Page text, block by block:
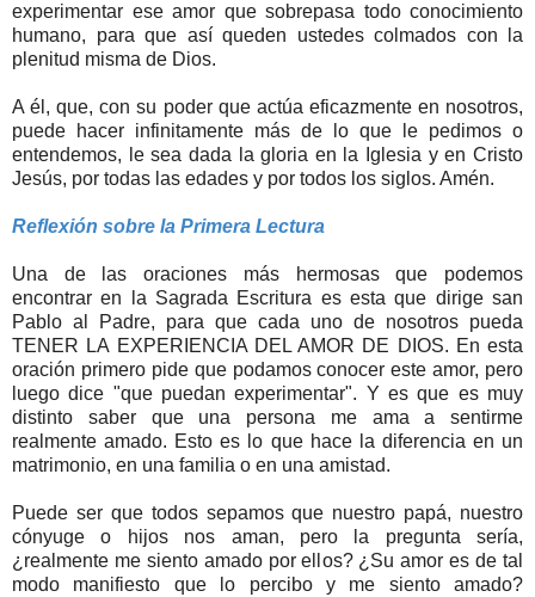
experimentar ese amor que sobrepasa todo conocimiento
humano, para que así queden ustedes colmados con la
plenitud misma de Dios.
A él, que, con su poder que actúa eficazmente en nosotros,
puede hacer infinitamente más de lo que le pedimos o
entendemos, le sea dada la gloria en la Iglesia y en Cristo
Jesús, por todas las edades y por todos los siglos. Amén.
Reflexión sobre la Primera Lectura
Una de las oraciones más hermosas que podemos
encontrar en la Sagrada Escritura es esta que dirige san
Pablo al Padre, para que cada uno de nosotros pueda
TENER LA EXPERIENCIA DEL AMOR DE DIOS. En esta
oración primero pide que podamos conocer este amor, pero
luego dice "que puedan experimentar". Y es que es muy
distinto saber que una persona me ama a sentirme
realmente amado. Esto es lo que hace la diferencia en un
matrimonio, en una familia o en una amistad.
Puede ser que todos sepamos que nuestro papá, nuestro
cónyuge o hijos nos aman, pero la pregunta sería,
¿realmente me siento amado por ellos? ¿Su amor es de tal
modo manifiesto que lo percibo y me siento amado?